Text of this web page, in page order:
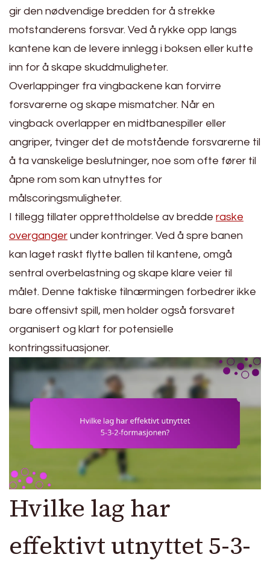
gir den nødvendige bredden for å strekke
motstanderens forsvar. Ved å rykke opp langs
kantene kan de levere innlegg i boksen eller kutte
inn for å skape skuddmuligheter.
Overlappinger fra vingbackene kan forvirre
forsvarerne og skape mismatcher. Når en
vingback overlapper en midtbanespiller eller
angriper, tvinger det de motstående forsvarerne til
å ta vanskelige beslutninger, noe som ofte fører til
åpne rom som kan utnyttes for
målscoringsmuligheter.
I tillegg tillater opprettholdelse av bredde raske
overganger under kontringer. Ved å spre banen
kan laget raskt flytte ballen til kantene, omgå
sentral overbelastning og skape klare veier til
målet. Denne taktiske tilnærmingen forbedrer ikke
bare offensivt spill, men holder også forsvaret
organisert og klart for potensielle
kontringssituasjoner.
Hvilke lag har
effektivt utnyttet 5-3-